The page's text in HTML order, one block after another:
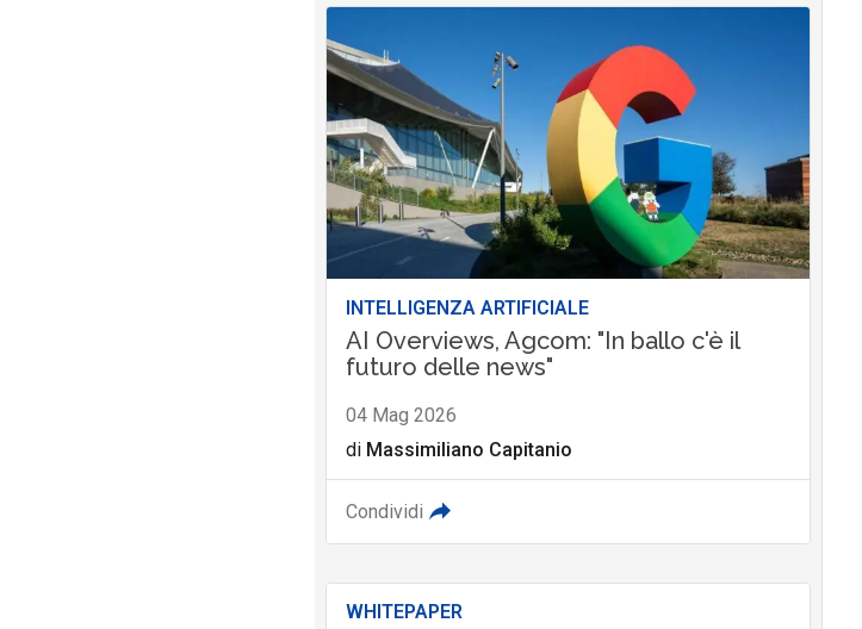
INTELLIGENZA ARTIFICIALE
AI Overviews, Agcom: "In ballo c'è il
futuro delle news"
04 Mag 2026
di Massimiliano Capitanio
Condividi
WHITEPAPER